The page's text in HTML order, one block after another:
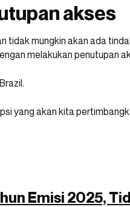
akses
tidak mungkin akan ada
melakukan penutupan
yang akan kita
Emisi 2025,